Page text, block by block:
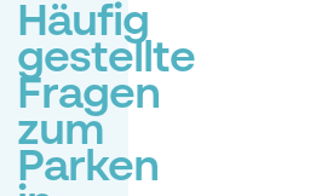
Häufig
gestellte
Fragen
zum
Parken